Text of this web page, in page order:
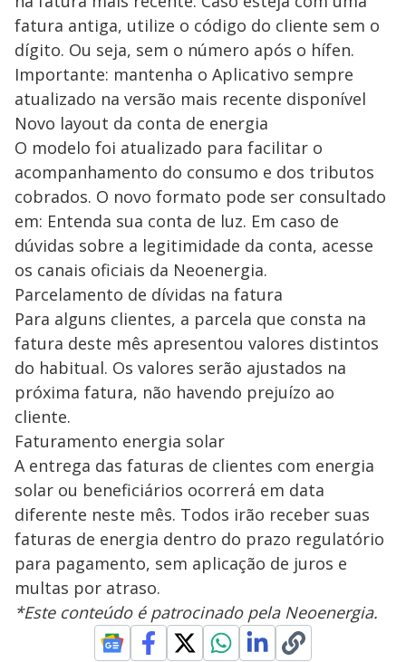
fatura antiga, utilize o código do cliente sem o
dígito. Ou seja, sem o número após o hífen.
Importante: mantenha o Aplicativo sempre
atualizado na versão mais recente disponível
Novo layout da conta de energia
O modelo foi atualizado para facilitar o
acompanhamento do consumo e dos tributos
cobrados. O novo formato pode ser consultado
em: Entenda sua conta de luz. Em caso de
dúvidas sobre a legitimidade da conta, acesse
os canais oficiais da Neoenergia.
Parcelamento de dívidas na fatura
Para alguns clientes, a parcela que consta na
fatura deste mês apresentou valores distintos
do habitual. Os valores serão ajustados na
próxima fatura, não havendo prejuízo ao
cliente.
Faturamento energia solar
A entrega das faturas de clientes com energia
solar ou beneficiários ocorrerá em data
diferente neste mês. Todos irão receber suas
faturas de energia dentro do prazo regulatório
para pagamento, sem aplicação de juros e
multas por atraso.
*Este conteúdo é patrocinado pela Neoenergia.